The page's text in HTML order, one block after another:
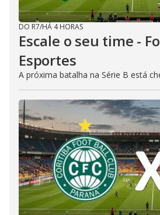
DO R7/HÁ 4 HORAS
Escale o seu time -
Esportes
A próxima batalha na Série B está